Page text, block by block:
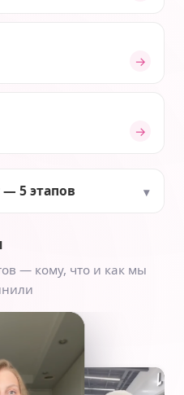
→
→
5 этапов
— кому, что и как мы